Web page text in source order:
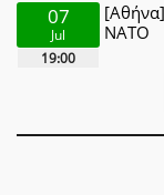
07
Jul
19:00
ΝΑΤΟ